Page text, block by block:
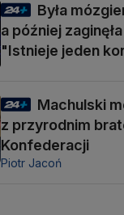
Była
a później
"Istnieje jeden
Machulski
z przyrodnim
Konfederacji
Piotr Jacoń